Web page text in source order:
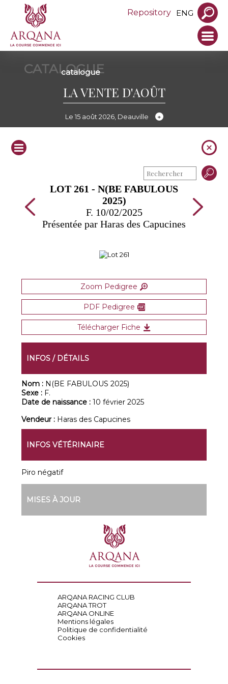
Repository ENG
CATALOGUE
catalogue
LA VENTE D'AOÛT
Le 15 août 2026, Deauville
LOT 261 - N(BE FABULOUS
2025)
F. 10/02/2025
Présentée par Haras des Capucines
Zoom Pedigree
PDF Pedigree
Télécharger Fiche
INFOS / DÉTAILS
Nom : N(BE FABULOUS 2025)
Sexe : F.
Date de naissance :10 février 2025
Vendeur : Haras des Capucines
INFOS VÉTÉRINAIRE
Piro négatif
MISES À JOUR
ARQANA RACING CLUB
ARQANA TROT
ARQANA ONLINE
Mentions légales
Politique de confidentialité
Cookies